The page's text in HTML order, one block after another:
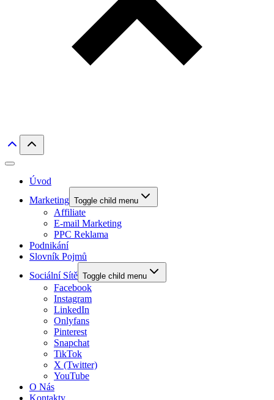
Úvod
Marketing Toggle child menu
Affiliate
E-mail Marketing
PPC Reklama
Podnikání
Slovník Pojmů
Sociální Sítě Toggle child menu
Facebook
Instagram
LinkedIn
Onlyfans
Pinterest
Snapchat
TikTok
X (Twitter)
YouTube
O Nás
Kontakty